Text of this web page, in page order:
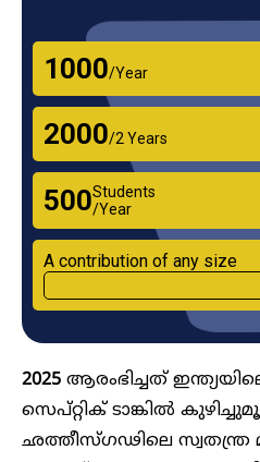
₹1000/Year
₹2000/2 Years
₹500Students
/Year
A contribution of any size
2025 ആരംഭിച്ചത്
സെപ്റ്റിക് ടാങ്കിൽ
ഛത്തീസ്ഗഢിലെ സ്വതന്ത്ര